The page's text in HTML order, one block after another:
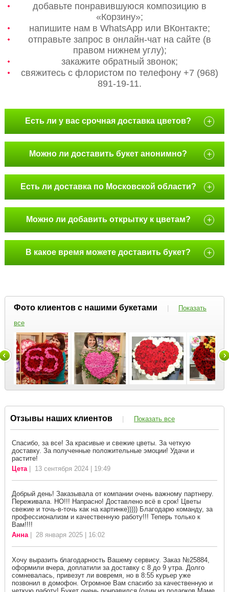
добавьте понравившуюся композицию в
«Корзину»;
напишите нам в WhatsApp или ВКонтакте;
отправьте запрос в онлайн-чат на сайте (в
правом нижнем углу);
закажите обратный звонок;
свяжитесь с флористом по телефону +7 (968)
891-19-11.
Есть ли у вас срочная доставка цветов? +
Можно ли доставить букет анонимно? +
Есть ли доставка по Московской области? +
Можно ли добавить открытку к цветам? +
В какое время можете доставить букет? +
Фото клиентов с нашими букетами |
Показать
все
Отзывы наших клиентов | Показать все
Спасибо, за все! За красивые и свежие цветы. За четкую
доставку. За полученные положительные эмоции! Удачи и
растите!
Цета| 13 сентября 2024 | 19:49
Добрый день! Заказывала от компании очень важному партнеру.
Переживала. НО!!! Напрасно! Доставлено всё в срок! Цветы
свежие и точь-в-точь как на картинке))))) Благодарю команду, за
профессионализм и качественную работу!!! Теперь только к
Вам!!!!
Анна| 28 января 2025 | 16:02
Хочу выразить благодарность Вашему сервису. Заказ №25884,
оформили вчера, доплатили за доставку с 8 до 9 утра. Долго
сомневалась, привезут ли вовремя, но в 8:55 курьер уже
позвонил в домофон. Огромное Вам спасибо за качественную и